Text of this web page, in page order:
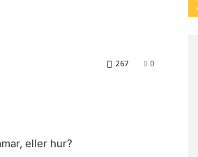
0
267
eller hur?